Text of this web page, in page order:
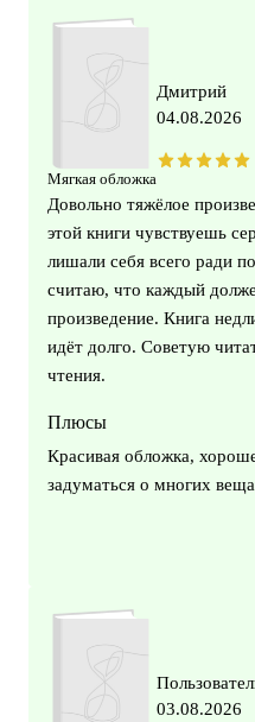
Мягкая обложка
Дмитрий
04.08.2026
Довольно тяжёлое
этой книги чувствуешь
лишали себя всего ради
считаю, что каждый
произведение. Книга
идёт долго. Советую
чтения.
Плюсы
Красивая обложка,
задуматься о многих
03.08.2026